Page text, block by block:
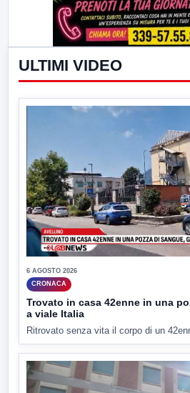
ULTIMI VIDEO
6 AGOSTO 2026
CRONACA
Trovato in casa 42enne in una
a viale Italia
Ritrovato senza vita il corpo di un